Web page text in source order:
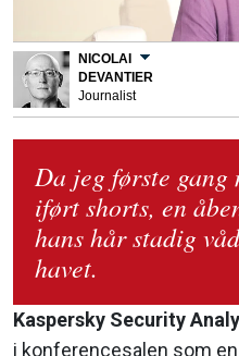
NICOLAI
DEVANTIER
Journalist
Da jeg første gang
iført shorts, en
hans hår stadig
havet.
Kaspersky Security
i konferencesalen som